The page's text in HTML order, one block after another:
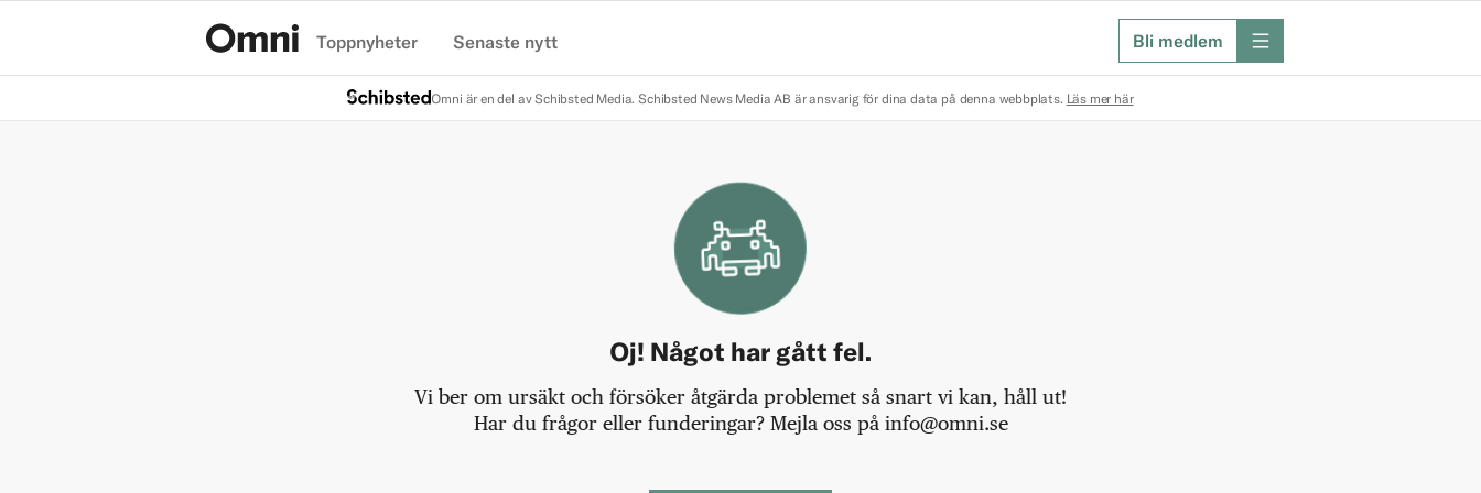
Toppnyheter Senaste nytt Bli medlem meny
Omni är en del av Schibsted Media. Schibsted News Media AB är ansvarig för dina data på denna webbplats. Läs mer här
Oj! Något har gått fel.
Vi ber om ursäkt och försöker åtgärda problemet så snart vi kan, håll ut!
Har du frågor eller funderingar? Mejla oss på info@omni.se